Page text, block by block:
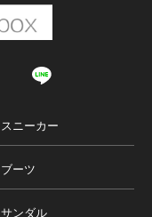
スニーカー
ブーツ
サンダル